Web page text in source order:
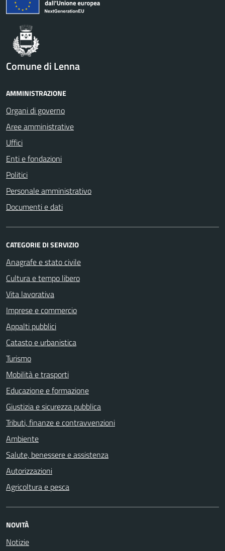
Comune di Lenna
AMMINISTRAZIONE
Organi di governo
Aree amministrative
Uffici
Enti e fondazioni
Politici
Personale amministrativo
Documenti e dati
CATEGORIE DI SERVIZIO
Anagrafe e stato civile
Cultura e tempo libero
Vita lavorativa
Imprese e commercio
Appalti pubblici
Catasto e urbanistica
Turismo
Mobilità e trasporti
Educazione e formazione
Giustizia e sicurezza pubblica
Tributi, finanze e contravvenzioni
Ambiente
Salute, benessere e assistenza
Autorizzazioni
Agricoltura e pesca
NOVITÀ
Notizie